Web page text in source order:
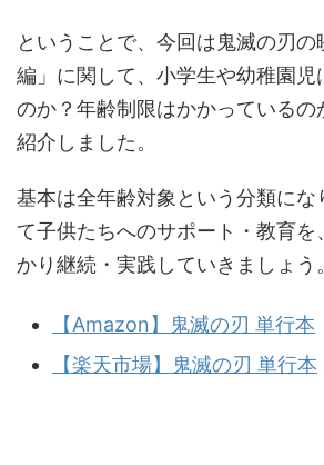
ということで、今回は鬼滅の刃
編」に関して、小学生や幼稚園児
のか？年齢制限はかかっているの
紹介しました。
基本は全年齢対象という分類にな
て子供たちへのサポート・教育を
かり継続・実践していきましょう。
【Amazon】鬼滅の刃 単行本
【楽天市場】鬼滅の刃 単行本